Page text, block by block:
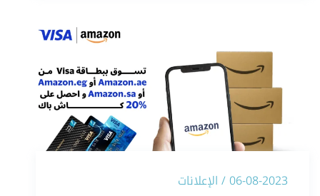
06-08-2023 / الإعلانات